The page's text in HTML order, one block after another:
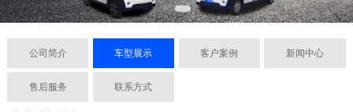
公司简介 车型展示 客户案例 新闻中心
售后服务 联系方式